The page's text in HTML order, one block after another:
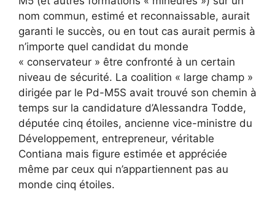
nom commun, estimé et reconnaissable, aurait
garanti le succès, ou en tout cas aurait permis à
n’importe quel candidat du monde
« conservateur » être confronté à un certain
niveau de sécurité. La coalition « large champ »
dirigée par le Pd-M5S avait trouvé son chemin à
temps sur la candidature d’Alessandra Todde,
députée cinq étoiles, ancienne vice-ministre du
Développement, entrepreneur, véritable
Contiana mais figure estimée et appréciée
même par ceux qui n’appartiennent pas au
monde cinq étoiles.